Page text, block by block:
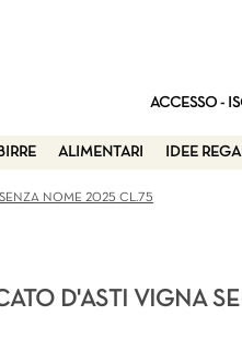
ACCESSO -
ALIMENTARI IDEE
NOME 2025 CL.75
D'ASTI VIGNA